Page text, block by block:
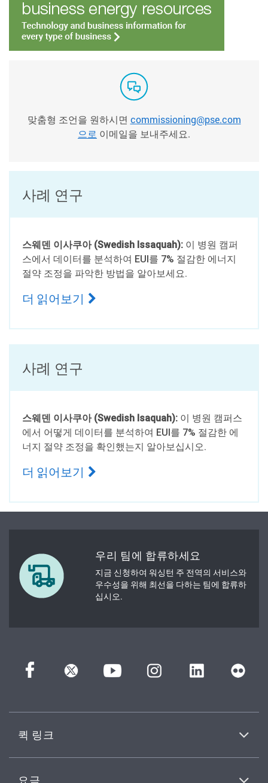
맞춤형 조언을 원하시면 commissioning@pse.com
으로 이메일을 보내주세요.
사례 연구
스웨덴 이사쿠아 (Swedish Issaquah): 이 병원 캠퍼
스에서 데이터를 분석하여 EUI를 7% 절감한 에너지
절약 조정을 파악한 방법을 알아보세요.
더 읽어보기
사례 연구
스웨덴 이사쿠아 (Swedish Isaquah): 이 병원 캠퍼스
에서 어떻게 데이터를 분석하여 EUI를 7% 절감한 에
너지 절약 조정을 확인했는지 알아보십시오.
더 읽어보기
우리 팀에 합류하세요
지금 신청하여 워싱턴 주 전역의 서비스와
우수성을 위해 최선을 다하는 팀에 합류하
십시오.
퀵 링크